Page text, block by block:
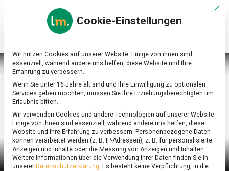
Online-
Magazin
zu
&
Ernährung
Mit
Cookie-Einstellungen
Wir nutzen Cookies auf unserer Website. Einige von ihnen sind
essenziell, während andere uns helfen, diese Website und Ihre
Erfahrung zu verbessern.
Wenn Sie unter 16 Jahre alt sind und Ihre Einwilligung zu optionalen
Services geben möchten, müssen Sie Ihre Erziehungsberechtigten um
Erlaubnis bitten.
Wir verwenden Cookies und andere Technologien auf unserer Website.
Einige von ihnen sind essenziell, während andere uns helfen, diese
Website und Ihre Erfahrung zu verbessern. Personenbezogene Daten
können verarbeitet werden (z. B. IP-Adressen), z. B. für personalisierte
Anzeigen und Inhalte oder die Messung von Anzeigen und Inhalten.
Weitere Informationen über die Verwendung Ihrer Daten finden Sie in
unserer Datenschutzerklärung. Es besteht keine Verpflichtung, in die